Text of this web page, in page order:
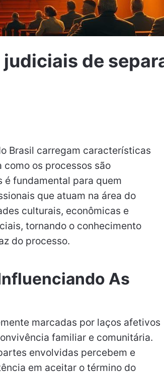
de
Brasil carregam características
os processos são
é fundamental para quem
que atuam na área do
culturais, econômicas e
tornando o conhecimento
do processo.
As
marcadas por laços afetivos
familiar e comunitária.
envolvidas percebem e
em aceitar o término do